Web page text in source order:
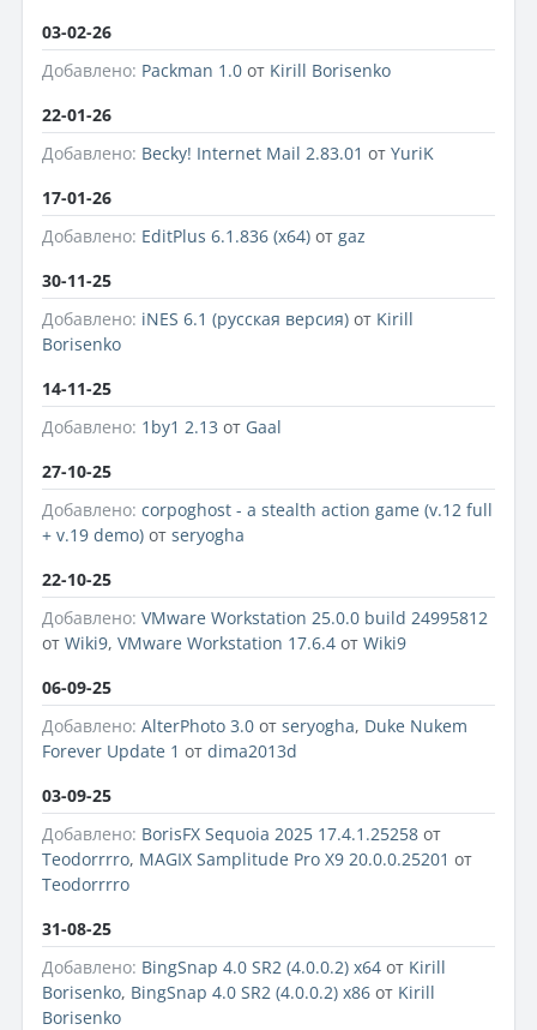
03-02-26
Добавлено: Packman 1.0 от Kirill Borisenko
22-01-26
Добавлено: Becky! Internet Mail 2.83.01 от YuriK
17-01-26
Добавлено: EditPlus 6.1.836 (x64) от gaz
30-11-25
Добавлено: iNES 6.1 (русская версия) от Kirill
Borisenko
14-11-25
Добавлено: 1by1 2.13 от Gaal
27-10-25
Добавлено: corpoghost - a stealth action game (v.12 full
+ v.19 demo) от seryogha
22-10-25
Добавлено: VMware Workstation 25.0.0 build 24995812
от Wiki9, VMware Workstation 17.6.4 от Wiki9
06-09-25
Добавлено: AlterPhoto 3.0 от seryogha, Duke Nukem
Forever Update 1 от dima2013d
03-09-25
Добавлено: BorisFX Sequoia 2025 17.4.1.25258 от
Teodorrrro, MAGIX Samplitude Pro X9 20.0.0.25201 от
Teodorrrro
31-08-25
Добавлено: BingSnap 4.0 SR2 (4.0.0.2) x64 от Kirill
Borisenko, BingSnap 4.0 SR2 (4.0.0.2) x86 от Kirill
Borisenko